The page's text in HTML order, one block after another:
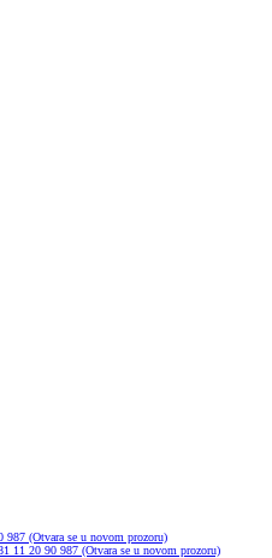
987 (Otvara se u novom prozoru)
11 20 90 987 (Otvara se u novom prozoru)